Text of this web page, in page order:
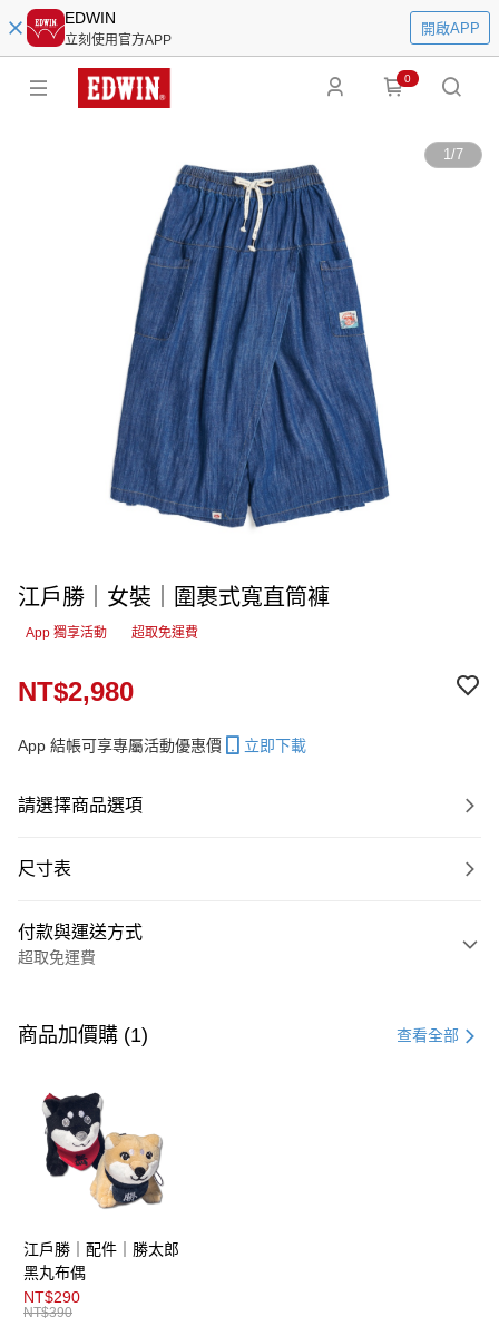
EDWIN
立刻使用官方APP
開啟APP
0
1/7
江戶勝｜女裝｜圍裹式寬直筒褲
App 獨享活動 超取免運費
NT$2,980
App 結帳可享專屬活動優惠價 立即下載
請選擇商品選項
尺寸表
付款與運送方式
超取免運費
信用卡一次付款
LINE Pay
AFTEE先享後付
【關於「AFTEE先享後付」】
便利好安心！
１．簡單：不需註冊會員、不需綁卡、不需儲值。
２．便利：只要手機號碼，簡訊認證，即可結帳。
３．安心：先確認商品／服務後，再付款。
運送方式
全家取貨付款
商品加價購 (1) 查看全部
江戶勝｜配件｜勝太郎
黑丸布偶
NT$290
NT$390